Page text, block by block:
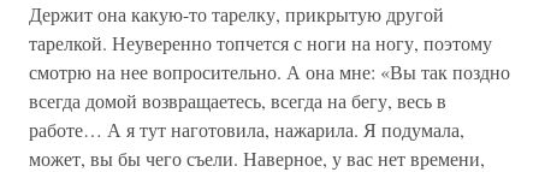
Держит она какую-то тарелку, прикрытую другой
тарелкой. Неуверенно топчется с ноги на ногу, поэтому
смотрю на нее вопросительно. А она мне: «Вы так поздно
всегда домой возвращаетесь, всегда на бегу, весь в
работе… А я тут наготовила, нажарила. Я подумала,
может, вы бы чего съели. Наверное, у вас нет времени,